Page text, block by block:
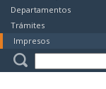
Departamentos
Trámites
Impresos